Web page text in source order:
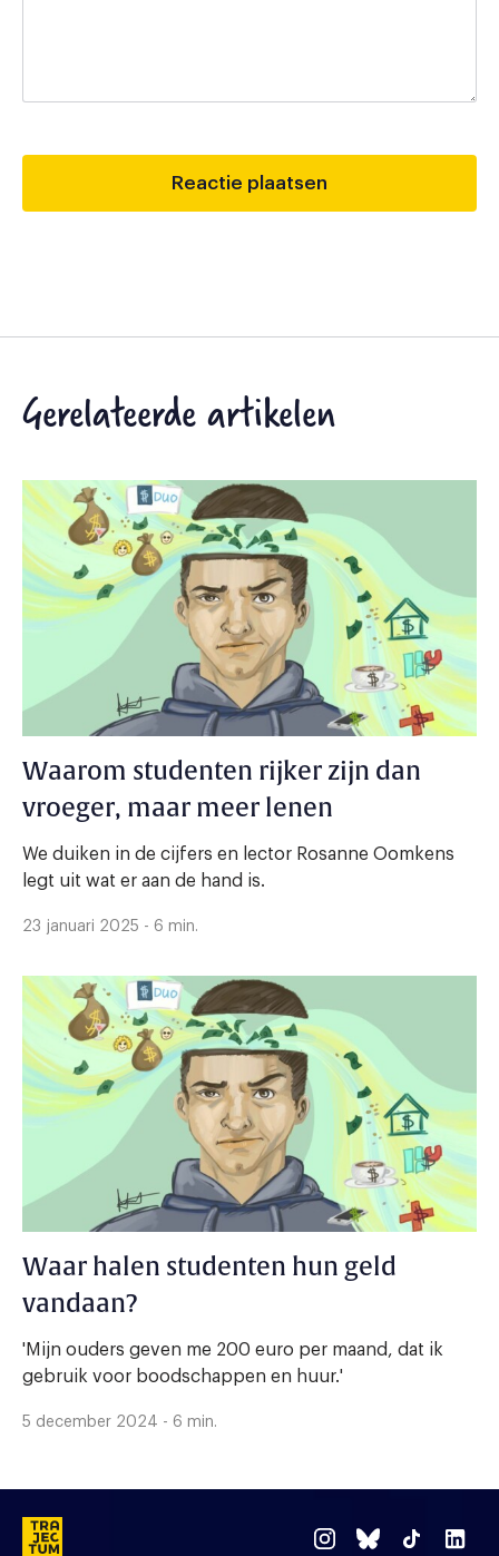
Gerelateerde artikelen
Waarom studenten rijker zijn dan
vroeger, maar meer lenen
We duiken in de cijfers en lector Rosanne Oomkens
legt uit wat er aan de hand is.
23 januari 2025 - 6 min.
Waar halen studenten hun geld
vandaan?
'Mijn ouders geven me 200 euro per maand, dat ik
gebruik voor boodschappen en huur.'
5 december 2024 - 6 min.